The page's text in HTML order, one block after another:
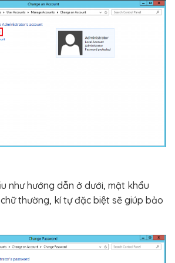
như hướng dẫn ở dưới, mật khẩu
thường, kí tự đặc biệt sẽ giúp bảo